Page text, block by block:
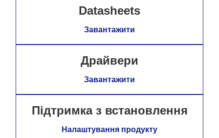
Datasheets
Завантажити
Драйвери
Завантажити
Підтримка з встановлення
Налаштування продукту